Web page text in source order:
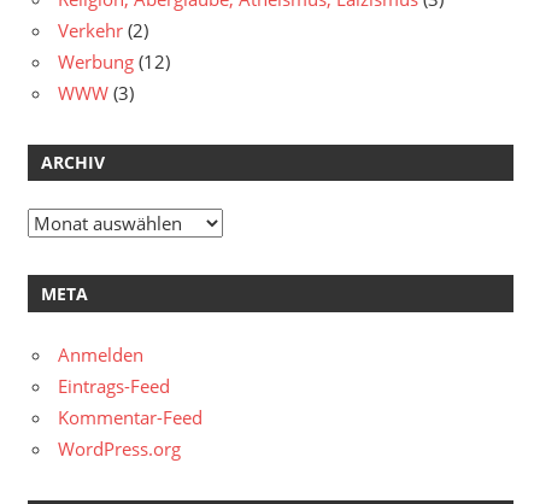
Verkehr (2)
Werbung (12)
WWW (3)
ARCHIV
Archiv
META
Anmelden
Eintrags-Feed
Kommentar-Feed
WordPress.org